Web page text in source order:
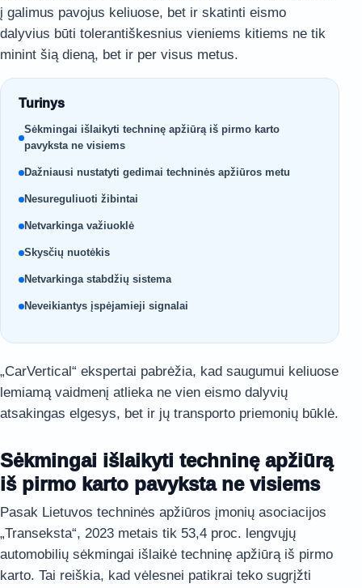
į galimus pavojus keliuose, bet ir skatinti eismo
dalyvius būti tolerantiškesnius vieniems kitiems ne tik
minint šią dieną, bet ir per visus metus.
Turinys
Sėkmingai išlaikyti techninę apžiūrą iš pirmo karto
pavyksta ne visiems
Dažniausi nustatyti gedimai techninės apžiūros metu
Nesureguliuoti žibintai
Netvarkinga važiuoklė
Skysčių nuotėkis
Netvarkinga stabdžių sistema
Neveikiantys įspėjamieji signalai
„CarVertical“ ekspertai pabrėžia, kad saugumui keliuose
lemiamą vaidmenį atlieka ne vien eismo dalyvių
atsakingas elgesys, bet ir jų transporto priemonių būklė.
Sėkmingai išlaikyti techninę apžiūrą
iš pirmo karto pavyksta ne visiems
Pasak Lietuvos techninės apžiūros įmonių asociacijos
„Transeksta“, 2023 metais tik 53,4 proc. lengvųjų
automobilių sėkmingai išlaikė techninę apžiūrą iš pirmo
karto. Tai reiškia, kad vėlesnei patikrai teko sugrįžti